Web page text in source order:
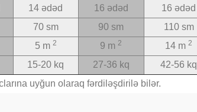
14 ədəd 16 ədəd 16 ədəd
70 sm 90 sm 110 sm
5 m 2 9 m 2 14 m 2
15-20 kq 27-36 kq 42-56 kq
uyğun olaraq fərdiləşdirilə bilər.